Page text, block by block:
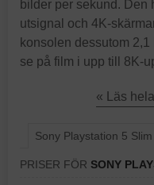
bilder per sekund. Den
utsignal och 4K-
konsolen dessutom
se på film i upp till 8K-
« Läs
Sony Playstation 5
PRISER FÖR SONY